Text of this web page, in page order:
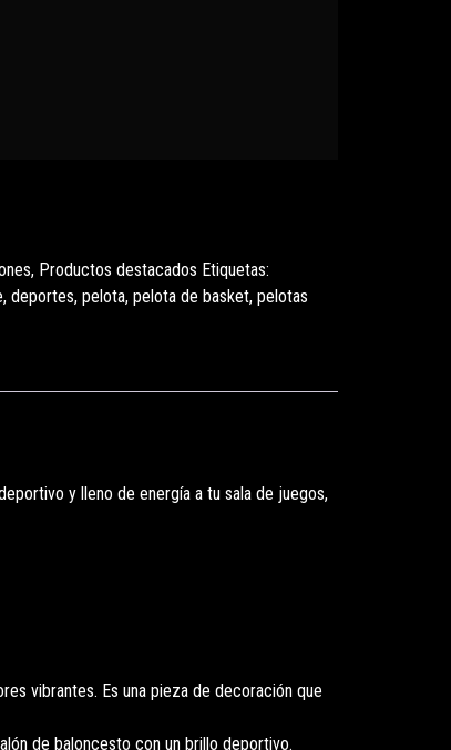
, Productos destacados Etiquetas:
, deportes, pelota, pelota de basket, pelotas
y lleno de energía a tu sala de juegos,
vibrantes. Es una pieza de decoración que
de baloncesto con un brillo deportivo.